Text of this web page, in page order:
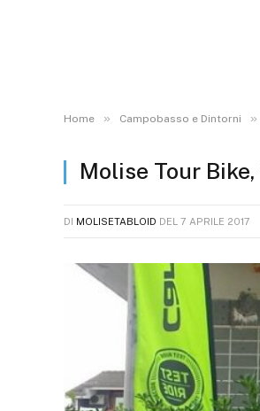
Home » Campobasso e Dintorni »
Molise Tour Bike,
DI MOLISETABLOID DEL 7 APRILE 2017